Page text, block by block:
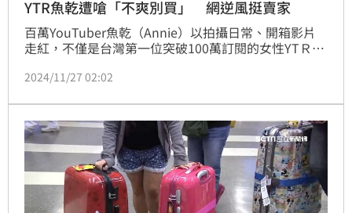
YTR魚乾遭嗆「不爽別買」 網逆風挺賣家
百萬YouTuber魚乾（Annie）以拍攝日常、開箱影片
走紅，不僅是台灣第一位突破100萬訂閱的女性YTＲ，
Threads曬出與代購的聊天紀錄截圖，透露自己向代購
注，不過隨後該篇文章也釣出代購本人親自回應，沒想
到代購現身後，網友們的態度竟180度大逆轉。宋亭誼
報導
2024/11/27 02:02